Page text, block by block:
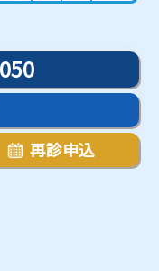
再診申込